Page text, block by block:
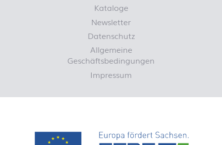
Kataloge
Newsletter
Datenschutz
Allgemeine
Geschäftsbedingungen
Impressum